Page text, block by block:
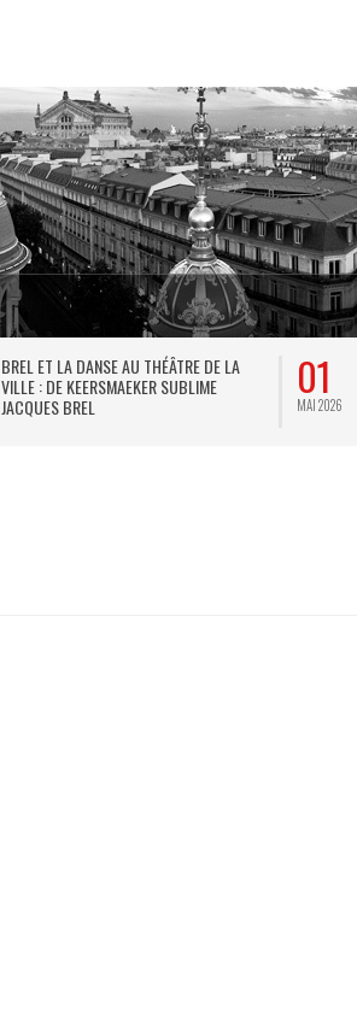
BREL ET LA DANSE AU THÉÂTRE DE LA
VILLE : DE KEERSMAEKER SUBLIME
JACQUES BREL
01
MAI 2026